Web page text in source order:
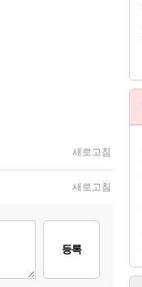
새로고침
새로고침
등록